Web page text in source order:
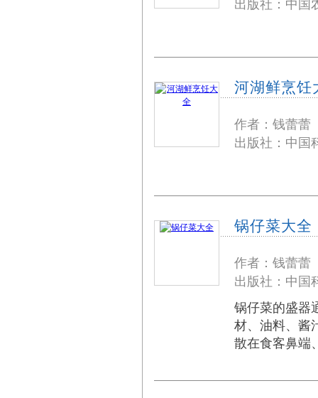
出版社：中
河湖鲜烹饪
作者：钱蕾蕾
出版社：中
锅仔菜大全
作者：钱蕾蕾
出版社：中
锅仔菜的盛器
材、油料、酱
散在食客鼻端